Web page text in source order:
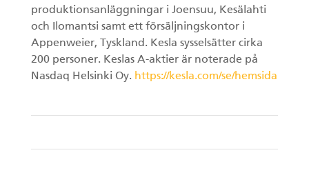
produktionsanläggningar i Joensuu, Kesälahti
och Ilomantsi samt ett försäljningskontor i
Appenweier, Tyskland. Kesla sysselsätter cirka
200 personer. Keslas A-aktier är noterade på
Nasdaq Helsinki Oy. https://kesla.com/se/hemsida